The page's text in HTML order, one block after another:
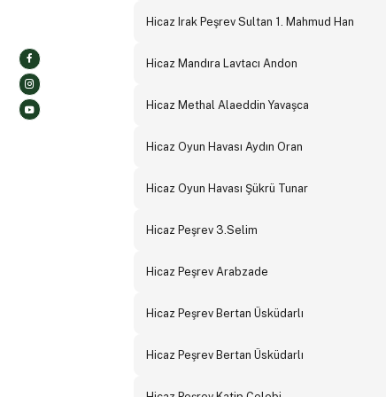
Hicaz Irak Peşrev Sultan 1. Mahmud Han
Hicaz Mandıra Lavtacı Andon
Hicaz Methal Alaeddin Yavaşca
Hicaz Oyun Havası Aydın Oran
Hicaz Oyun Havası Şükrü Tunar
Hicaz Peşrev 3.Selim
Hicaz Peşrev Arabzade
Hicaz Peşrev Bertan Üsküdarlı
Hicaz Peşrev Bertan Üsküdarlı